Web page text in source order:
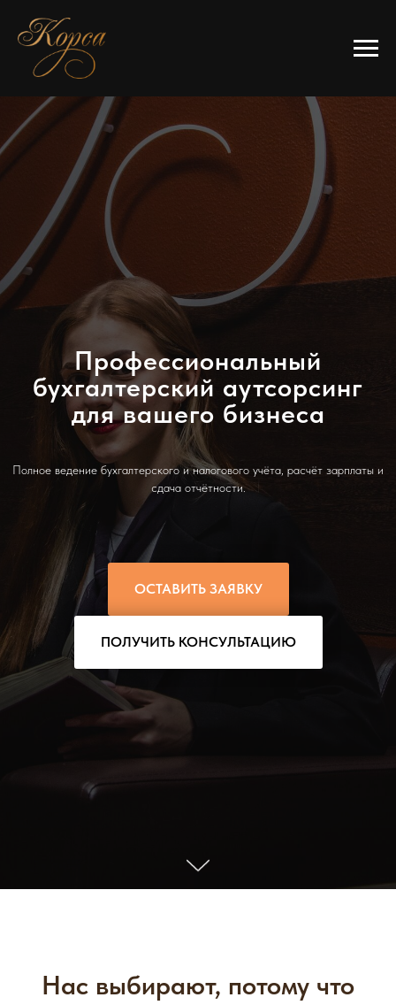
Профессиональный
бухгалтерский аутсорсинг
для вашего бизнеса
Полное ведение бухгалтерского и налогового учёта, расчёт зарплаты и
сдача отчётности.
ОСТАВИТЬ ЗАЯВКУ
ПОЛУЧИТЬ КОНСУЛЬТАЦИЮ
Нас выбирают, потому что